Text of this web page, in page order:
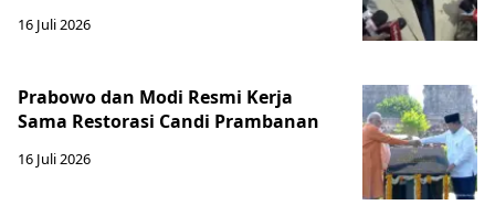
16 Juli 2026
Prabowo dan Modi Resmi Kerja
Sama Restorasi Candi Prambanan
16 Juli 2026